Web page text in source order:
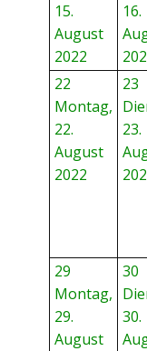
15.
August
2022
16.
22
Montag,
22.
August
2022
23
23.
29
Montag,
29.
August
30
30.